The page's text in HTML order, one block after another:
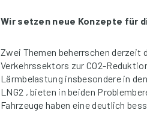
Wir setzen neue Konzepte für
Zwei Themen beherrschen
Verkehrssektors zur CO2-
Lärmbelastung insbesondere in
LNG2 , bieten in beiden
Fahrzeuge haben eine deutlich